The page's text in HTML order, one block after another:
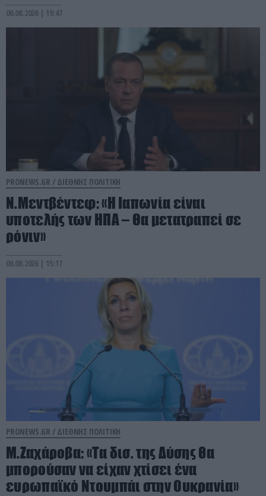
06.08.2026 | 19:47
PRONEWS.GR / ΔΙΕΘΝΗΣ ΠΟΛΙΤΙΚΗ
Ν.Μεντβέντεφ: «Η Ιαπωνία είναι
υποτελής των ΗΠΑ – Θα μετατραπεί σε
ρόνιν»
06.08.2026 | 15:17
PRONEWS.GR / ΔΙΕΘΝΗΣ ΠΟΛΙΤΙΚΗ
Μ.Ζαχάροβα: «Τα δισ. της Δύσης θα
μπορούσαν να είχαν χτίσει ένα
ευρωπαϊκό Ντουμπάι στην Ουκρανία»